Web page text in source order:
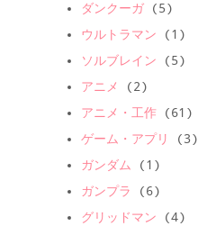
ダンクーガ (5)
ウルトラマン (1)
ソルブレイン (5)
アニメ
(2)
アニメ・工作 (61)
ゲーム・アプリ
(3)
ガンダム
(1)
ガンプラ
(6)
グリッドマン (4)